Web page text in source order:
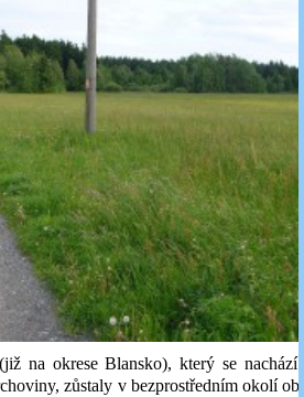
na okrese Blansko), který se
zůstaly v bezprostředním okolí